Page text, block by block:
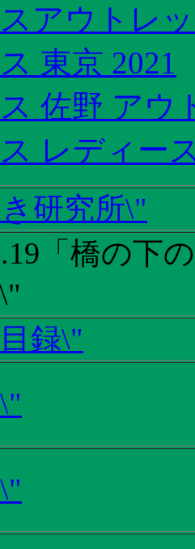
アウトレ
東京 2021
佐野 アウ
レディー